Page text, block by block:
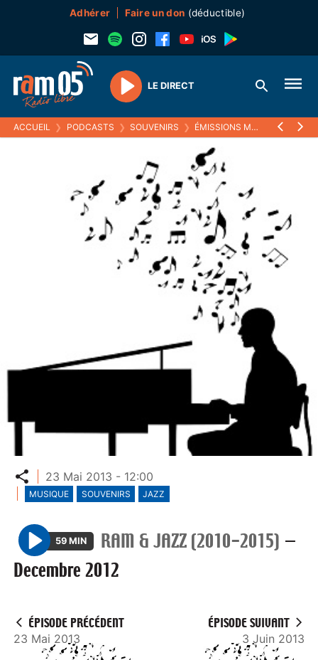
Adhérer Faire un don (déductible)
Play
LE DIRECT
ACCUEIL ❯ PODCASTS ❯ SOUVENIRS ❯ ÉMISSIONS MUSICALES (SOUVENIRS)
Partager
23 Mai 2013 - 12:00
MUSIQUE SOUVENIRS JAZZ
P
l
59 MIN RAM & JAZZ (2010-2015) —
Decembre 2012
ÉPISODE PRÉCÉDENT
23 Mai 2013
ÉPISODE SUIVANT
3 Juin 2013